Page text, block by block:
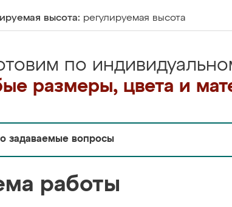
высота: регулируемая высота
по
размеры, цвета и
задаваемые вопросы
работы